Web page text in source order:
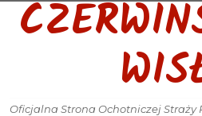
Oficjalna Strona Ochotniczej Straży